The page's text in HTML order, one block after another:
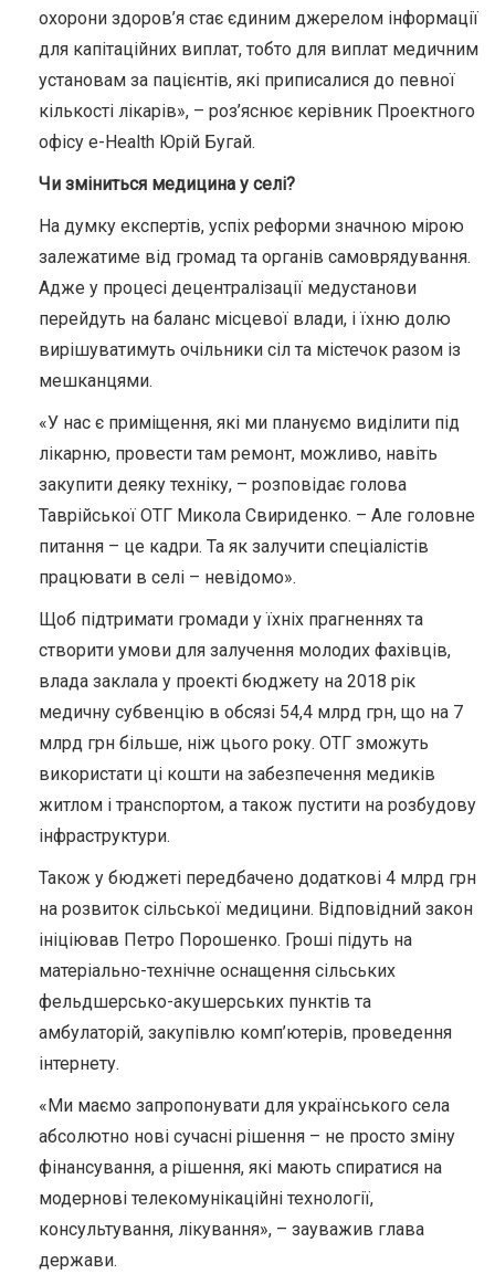
охорони здоров’я стає єдиним джерелом інформації
для капітаційних виплат, тобто для виплат медичним
установам за пацієнтів, які приписалися до певної
кількості лікарів», – роз’яснює керівник Проектного
офісу e-Health Юрій Бугай.
Чи зміниться медицина у селі?
На думку експертів, успіх реформи значною мірою
залежатиме від громад та органів самоврядування.
Адже у процесі децентралізації медустанови
перейдуть на баланс місцевої влади, і їхню долю
вирішуватимуть очільники сіл та містечок разом із
мешканцями.
«У нас є приміщення, які ми плануємо виділити під
лікарню, провести там ремонт, можливо, навіть
закупити деяку техніку, – розповідає голова
Таврійської ОТГ Микола Свириденко. – Але головне
питання – це кадри. Та як залучити спеціалістів
працювати в селі – невідомо».
Щоб підтримати громади у їхніх прагненнях та
створити умови для залучення молодих фахівців,
влада заклала у проекті бюджету на 2018 рік
медичну субвенцію в обсязі 54,4 млрд грн, що на 7
млрд грн більше, ніж цього року. ОТГ зможуть
використати ці кошти на забезпечення медиків
житлом і транспортом, а також пустити на розбудову
інфраструктури.
Також у бюджеті передбачено додаткові 4 млрд грн
на розвиток сільської медицини. Відповідний закон
ініціював Петро Порошенко. Гроші підуть на
матеріально-технічне оснащення сільських
фельдшерсько-акушерських пунктів та
амбулаторій, закупівлю комп’ютерів, проведення
інтернету.
«Ми маємо запропонувати для українського села
абсолютно нові сучасні рішення – не просто зміну
фінансування, а рішення, які мають спиратися на
модернові телекомунікаційні технології,
консультування, лікування», – зауважив глава
держави.